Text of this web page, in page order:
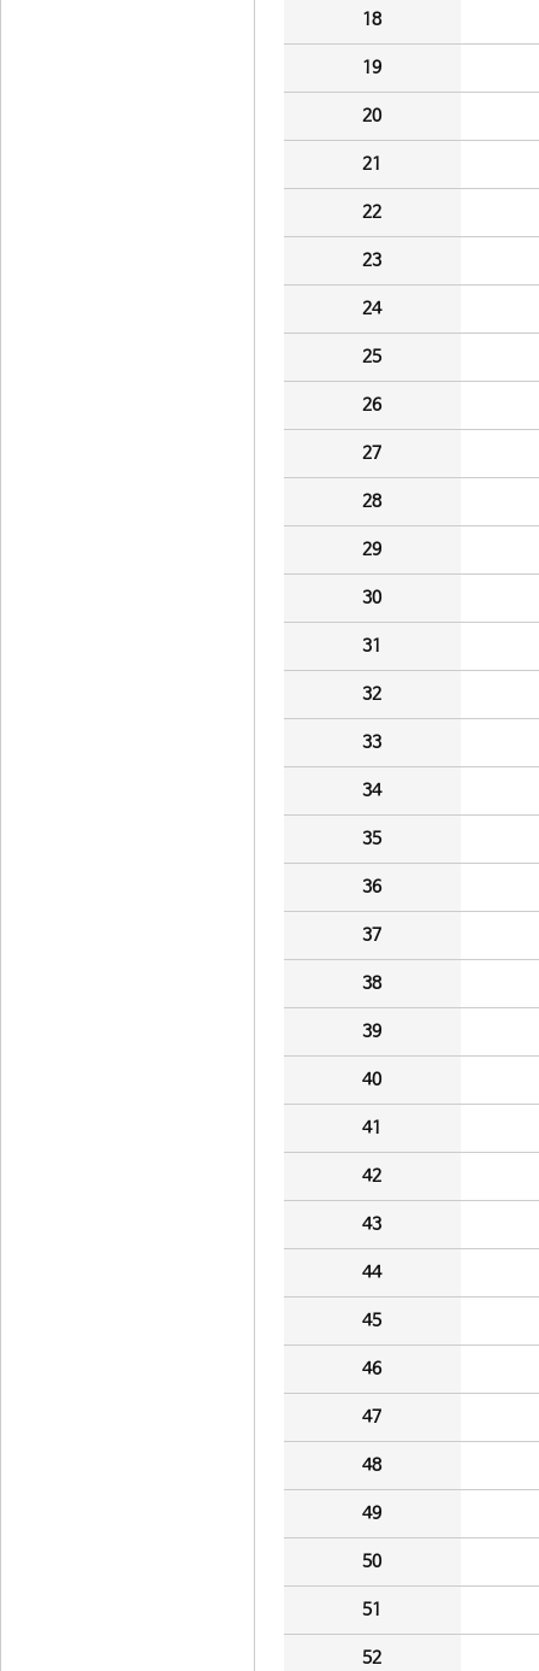
18
19
20
21
22
23
24
25
26
27
28
29
30
31
32
33
34
35
36
37
38
39
40
41
42
43
44
45
46
47
48
49
50
51
52